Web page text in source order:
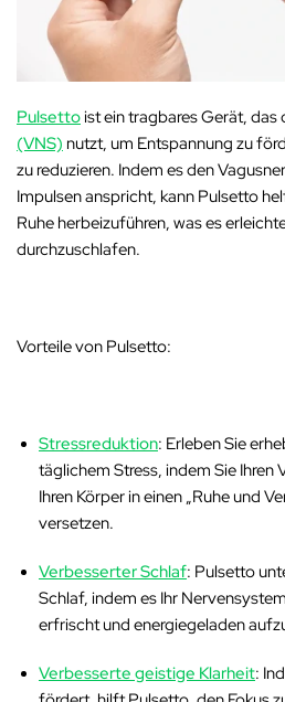
Pulsettoist ein tragbares Gerät, das
(VNS) nutzt, um Entspannung zu
zu reduzieren. Indem es den
Impulsen anspricht, kann Pulsetto
Ruhe herbeizuführen, was es
durchzuschlafen.
Vorteile von Pulsetto:
Stressreduktion: Erleben Sie
täglichem Stress, indem Sie Ihren
Ihren Körper in einen „Ruhe und
versetzen.
Verbesserter Schlaf: Pulsetto
Schlaf, indem es Ihr
erfrischt und energiegeladen
Verbesserte geistige Klarheit: